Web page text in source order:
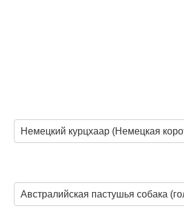
Немецкий курцхаар (Немецкая
Австралийская пастушья собака